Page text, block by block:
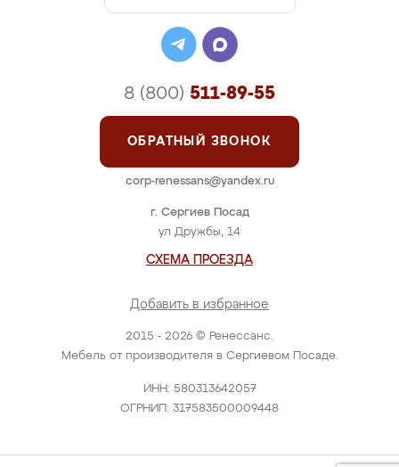
2015 - 2026 © Ренессанс.
Мебель от производителя в Сергиевом Посаде.
ИНН: 580313642057
ОГРНИП: 317583500009448
г. Сергиев Посад
ул Дружбы, 14
СХЕМА ПРОЕЗДА
Добавить в избранное
8 (800) 511-89-55
ОБРАТНЫЙ ЗВОНОК
corp-renessans@yandex.ru